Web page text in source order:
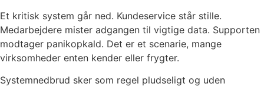
Et kritisk system går ned. Kundeservice står stille.
Medarbejdere mister adgangen til vigtige data. Supporten
modtager panikopkald. Det er et scenarie, mange
virksomheder enten kender eller frygter.
Systemnedbrud sker som regel pludseligt og uden